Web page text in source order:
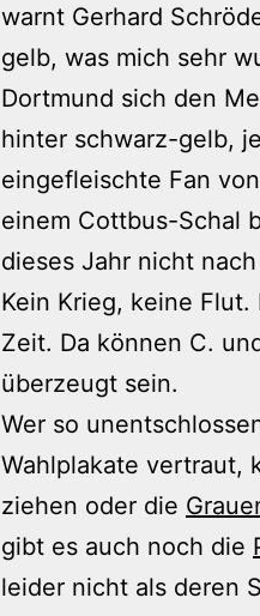
warnt Gerhard
gelb, was mich sehr
Dortmund sich den
hinter schwarz-gelb,
eingefleischte Fan
einem Cottbus-Schal
dieses Jahr nicht
Kein Krieg, keine
Zeit. Da können C.
überzeugt sein.
Wer so
Wahlplakate vertraut,
ziehen oder die
gibt es auch noch die
leider nicht als deren